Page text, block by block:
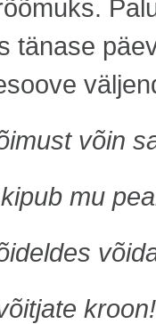
tänase
võin
mu
kroon!